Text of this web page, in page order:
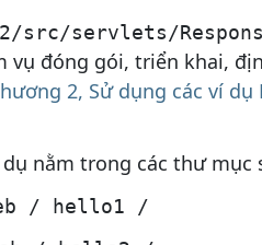
src/servlets/
đóng gói, triển khai,
2, Sử dụng các ví dụ
nằm trong các thư mục
/ hello1 /